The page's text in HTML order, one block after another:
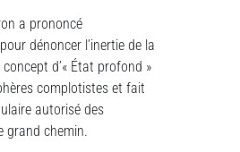
a prononcé
dénoncer l’inertie de la
d’« État profond »
complotistes et fait
autorisé des
grand chemin.